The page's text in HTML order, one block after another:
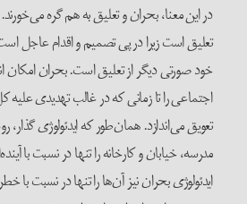
در این معنا، بحران و تعلیق به هم گره
تعلیق است زیرا در پی تصمیم و اقدام عاجل
خود صورتی دیگر از تعلیق است. بحران امکان
اجتماعی را تا زمانی که در غالب تهدیدی
تعویق می‌اندازد. همان‌طور که ایدئولوژی گذار،
مدرسه، خیابان و کارخانه را تنها در نسبت با
ایدئولوژی بحران نیز آن‌ها را تنها در نسبت